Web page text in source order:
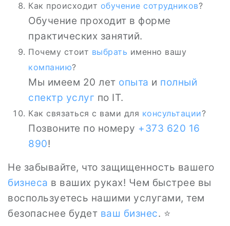
Как происходит обучение сотрудников?
Обучение проходит в форме
практических занятий.
Почему стоит выбрать именно вашу
компанию?
Мы имеем 20 лет опыта и полный
спектр услуг по IT.
Как связаться с вами для консультации?
Позвоните по номеру +373 620 16
890!
Не забывайте, что защищенность вашего
бизнеса в ваших руках! Чем быстрее вы
воспользуетесь нашими услугами, тем
безопаснее будет ваш бизнес. ⭐